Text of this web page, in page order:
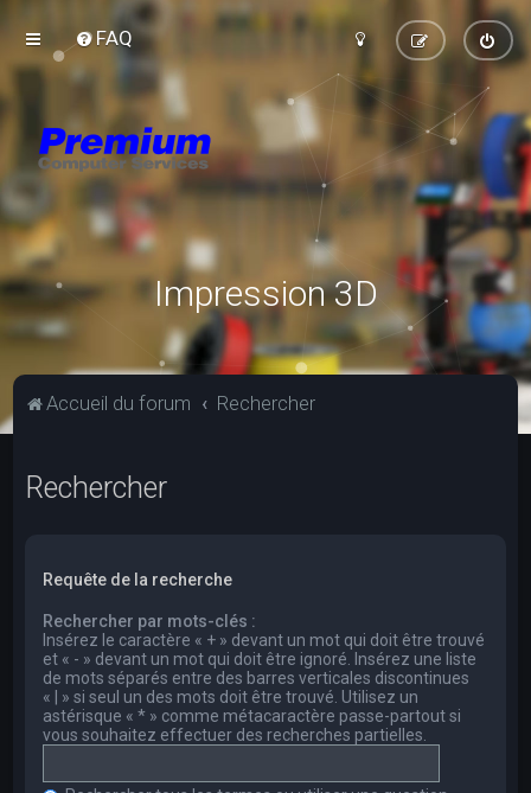
FAQ
Impression 3D
Accueil du forum Rechercher
Rechercher
Requête de la recherche
Rechercher par mots-clés :
Insérez le caractère « + » devant un mot qui doit être trouvé
et « - » devant un mot qui doit être ignoré. Insérez une liste
de mots séparés entre des barres verticales discontinues
« | » si seul un des mots doit être trouvé. Utilisez un
astérisque « * » comme métacaractère passe-partout si
vous souhaitez effectuer des recherches partielles.